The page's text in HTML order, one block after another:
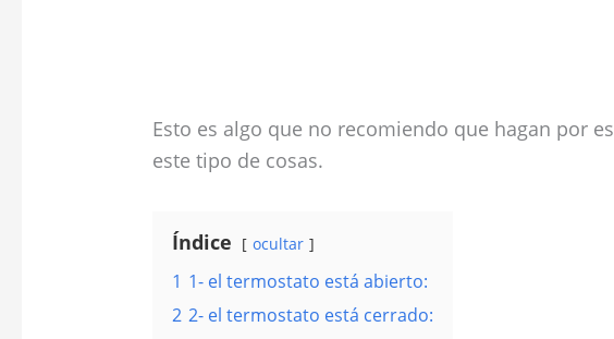
Esto es algo que no recomiendo que hagan por
este tipo de cosas.
Índice ocultar
1 1- el termostato está abierto:
2 2- el termostato está cerrado: